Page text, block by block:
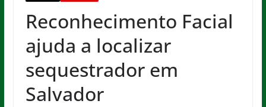
Reconhecimento Facial
ajuda a localizar
sequestrador em
Salvador